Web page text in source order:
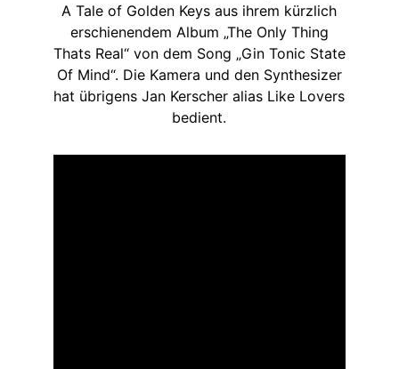
A Tale of Golden Keys aus ihrem kürzlich
erschienendem Album „The Only Thing
Thats Real“ von dem Song „Gin Tonic State
Of Mind“. Die Kamera und den Synthesizer
hat übrigens Jan Kerscher alias Like Lovers
bedient.